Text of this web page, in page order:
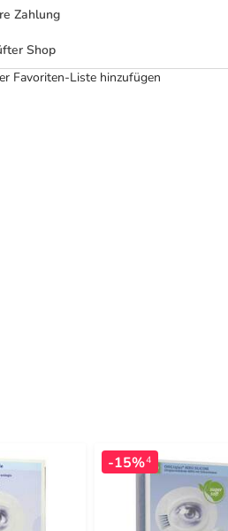
Zahlung
Shop
Favoriten-Liste hinzufügen
-15%4